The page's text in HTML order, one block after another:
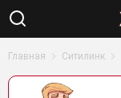
Главная Ситилинк